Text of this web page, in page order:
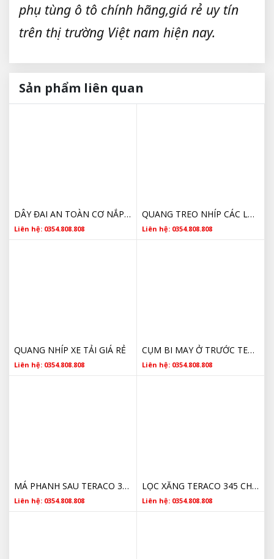
phụ tùng ô tô chính hãng,giá rẻ uy tín
trên thị trường Việt nam hiện nay.
Sản phẩm liên quan
DÂY ĐAI AN TOÀN CƠ NẮP CHẾ CÁC DÒNG XE CON
Liên hệ: 0354.808.808
QUANG TREO NHÍP CÁC LOẠI GIÁ RẺ
Liên hệ: 0354.808.808
QUANG NHÍP XE TẢI GIÁ RẺ
Liên hệ: 0354.808.808
CỤM BI MAY Ở TRƯỚC TERACO 345 CHÍNH HÃNG
Liên hệ: 0354.808.808
MÁ PHANH SAU TERACO 345 CHÍNH HÃNG
Liên hệ: 0354.808.808
LỌC XĂNG TERACO 345 CHÍNH HÃNG
Liên hệ: 0354.808.808